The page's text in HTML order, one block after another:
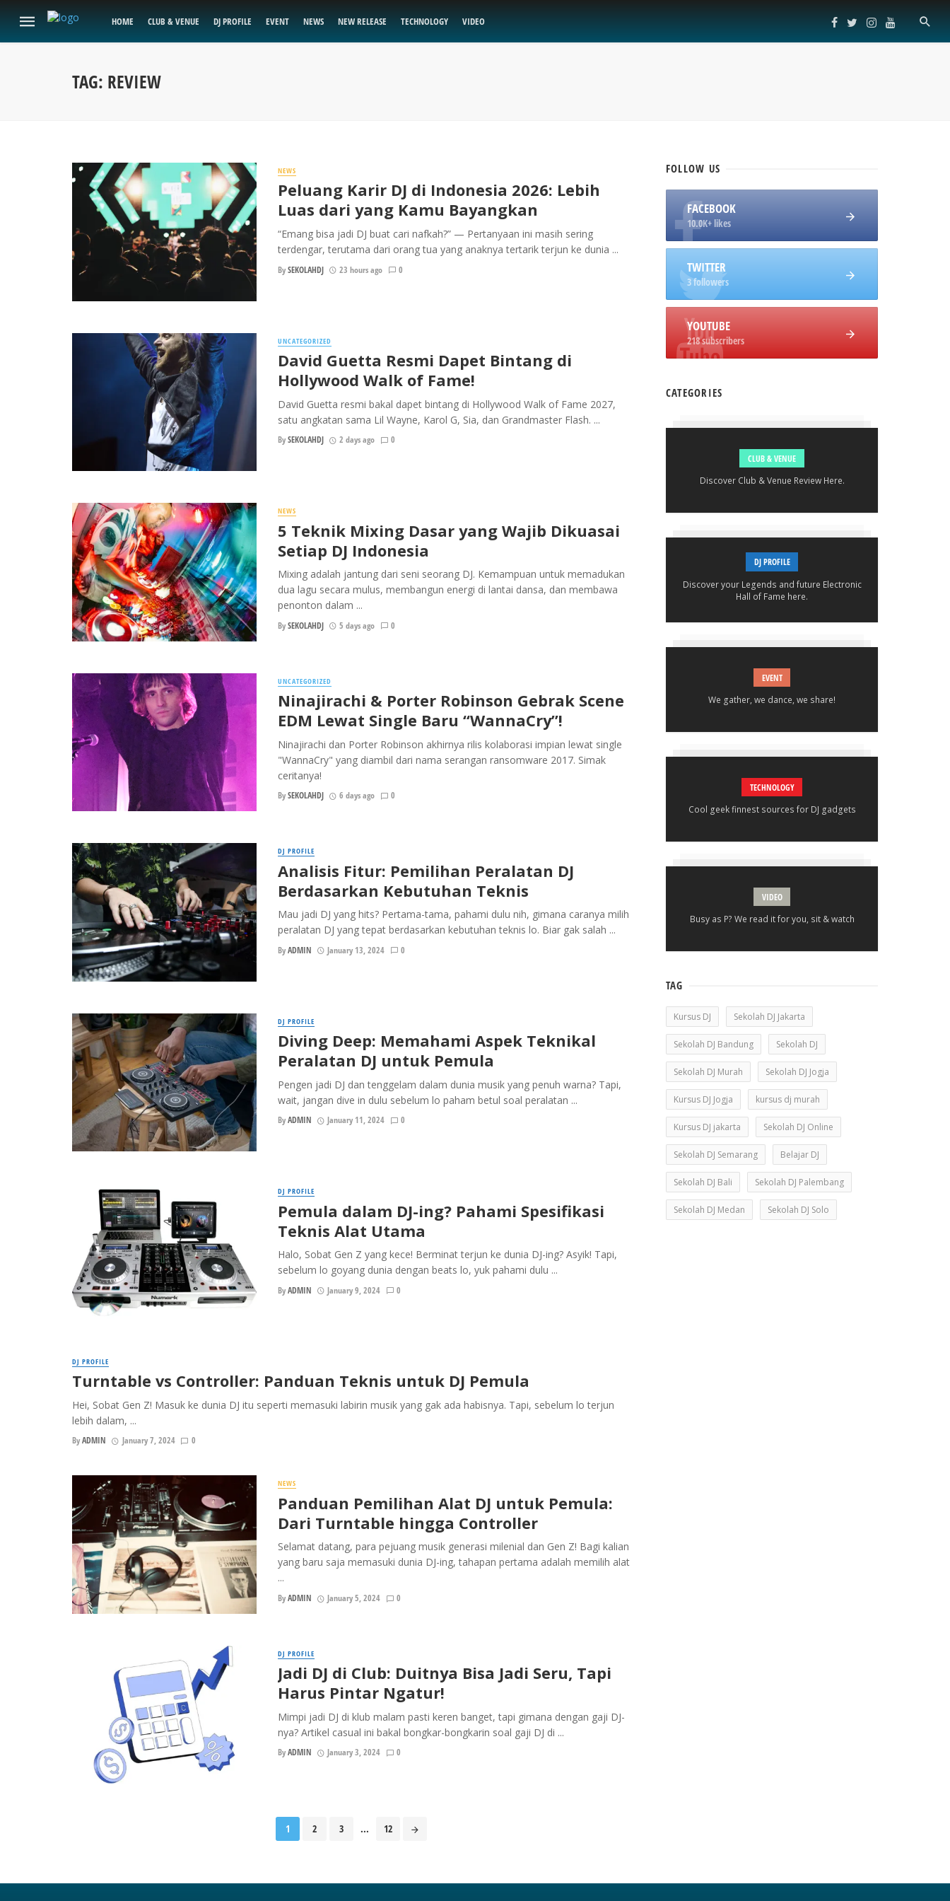
HOME CLUB & VENUE DJ PROFILE EVENT NEWS NEW RELEASE TECHNOLOGY VIDEO
TAG: REVIEW
NEWS
Peluang Karir DJ di Indonesia 2026: Lebih
Luas dari yang Kamu Bayangkan
“Emang bisa jadi DJ buat cari nafkah?” — Pertanyaan ini masih sering
terdengar, terutama dari orang tua yang anaknya tertarik terjun ke dunia ...
BySEKOLAHDJ 23 hours ago 0
UNCATEGORIZED
David Guetta Resmi Dapet Bintang di
Hollywood Walk of Fame!
David Guetta resmi bakal dapet bintang di Hollywood Walk of Fame 2027,
satu angkatan sama Lil Wayne, Karol G, Sia, dan Grandmaster Flash. ...
BySEKOLAHDJ 2 days ago 0
NEWS
5 Teknik Mixing Dasar yang Wajib Dikuasai
Setiap DJ Indonesia
Mixing adalah jantung dari seni seorang DJ. Kemampuan untuk memadukan
dua lagu secara mulus, membangun energi di lantai dansa, dan membawa
penonton dalam ...
BySEKOLAHDJ 5 days ago 0
UNCATEGORIZED
Ninajirachi & Porter Robinson Gebrak Scene
EDM Lewat Single Baru “WannaCry”!
Ninajirachi dan Porter Robinson akhirnya rilis kolaborasi impian lewat single
"WannaCry" yang diambil dari nama serangan ransomware 2017. Simak
ceritanya!
BySEKOLAHDJ 6 days ago 0
DJ PROFILE
Analisis Fitur: Pemilihan Peralatan DJ
Berdasarkan Kebutuhan Teknis
Mau jadi DJ yang hits? Pertama-tama, pahami dulu nih, gimana caranya milih
peralatan DJ yang tepat berdasarkan kebutuhan teknis lo. Biar gak salah ...
ByADMIN January 13, 2024 0
DJ PROFILE
Diving Deep: Memahami Aspek Teknikal
Peralatan DJ untuk Pemula
Pengen jadi DJ dan tenggelam dalam dunia musik yang penuh warna? Tapi,
wait, jangan dive in dulu sebelum lo paham betul soal peralatan ...
ByADMIN January 11, 2024 0
DJ PROFILE
Pemula dalam DJ-ing? Pahami Spesifikasi
Teknis Alat Utama
Halo, Sobat Gen Z yang kece! Berminat terjun ke dunia DJ-ing? Asyik! Tapi,
sebelum lo goyang dunia dengan beats lo, yuk pahami dulu ...
ByADMIN January 9, 2024 0
DJ PROFILE
Turntable vs Controller: Panduan Teknis untuk DJ Pemula
Hei, Sobat Gen Z! Masuk ke dunia DJ itu seperti memasuki labirin musik yang gak ada habisnya. Tapi, sebelum lo terjun
lebih dalam, ...
ByADMIN January 7, 2024 0
NEWS
Panduan Pemilihan Alat DJ untuk Pemula:
Dari Turntable hingga Controller
Selamat datang, para pejuang musik generasi milenial dan Gen Z! Bagi kalian
yang baru saja memasuki dunia DJ-ing, tahapan pertama adalah memilih alat
...
ByADMIN January 5, 2024 0
DJ PROFILE
Jadi DJ di Club: Duitnya Bisa Jadi Seru, Tapi
Harus Pintar Ngatur!
Mimpi jadi DJ di klub malam pasti keren banget, tapi gimana dengan gaji DJ-
nya? Artikel casual ini bakal bongkar-bongkarin soal gaji DJ di ...
ByADMIN January 3, 2024 0
1 2 3 ... 12
FOLLOW US
FACEBOOK
10.0K+ likes
TWITTER
3 followers
YOUTUBE
218 subscribers
CATEGORIES
CLUB & VENUE
Discover Club & Venue Review Here.
DJ PROFILE
Discover your Legends and future Electronic
Hall of Fame here.
EVENT
We gather, we dance, we share!
TECHNOLOGY
Cool geek finnest sources for DJ gadgets
VIDEO
Busy as P? We read it for you, sit & watch
TAG
Kursus DJ Sekolah DJ Jakarta
Sekolah DJ Bandung Sekolah DJ
Sekolah DJ Murah Sekolah DJ Jogja
Kursus DJ Jogja kursus dj murah
Kursus DJ jakarta Sekolah DJ Online
Sekolah DJ Semarang Belajar DJ
Sekolah DJ Bali Sekolah DJ Palembang
Sekolah DJ Medan Sekolah DJ Solo